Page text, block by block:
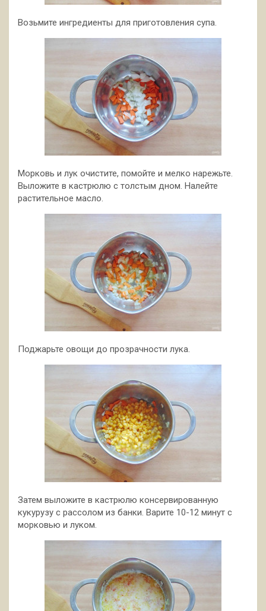
Возьмите ингредиенты для приготовления супа.
Морковь и лук очистите, помойте и мелко нарежьте.
Выложите в кастрюлю с толстым дном. Налейте
растительное масло.
Поджарьте овощи до прозрачности лука.
Затем выложите в кастрюлю консервированную
кукурузу с рассолом из банки. Варите 10-12 минут с
морковью и луком.